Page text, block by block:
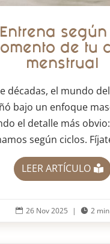
Entrena
de tu
menstrual
décadas, el mundo
bajo un enfoque
el detalle más
según ciclos.
LEER ARTÍCULO
 26 Nov 2025 |  2 min